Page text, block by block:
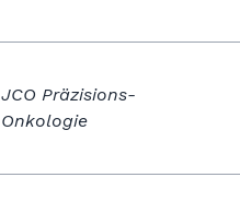
JCO Präzisions-
Onkologie